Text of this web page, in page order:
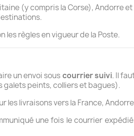
(y compris la Corse), Andorre et
les règles en vigueur de la Poste.
un envoi souscourrier suivi. Il
peints, colliers et bagues).
livraisons vers la France,
une fois le courrier